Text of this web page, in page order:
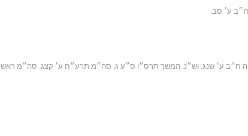
ח״ב ע׳ שנג. וש״נ. המשך תרס״ו ס״ע ג. סה״מ תרע״ח ע׳ קצג. סה״מ ראש